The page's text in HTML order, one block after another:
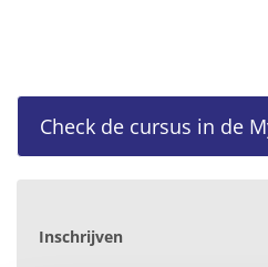
Check de cursus in de
Inschrijven